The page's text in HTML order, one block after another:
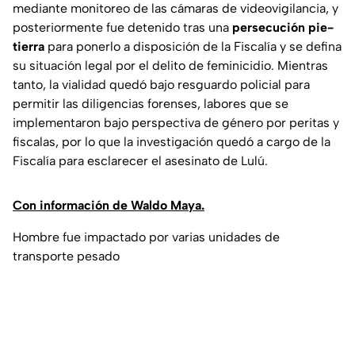
mediante monitoreo de las cámaras de videovigilancia, y
posteriormente fue detenido tras una persecución pie-
tierra para ponerlo a disposición de la Fiscalía y se defina
su situación legal por el delito de feminicidio. Mientras
tanto, la vialidad quedó bajo resguardo policial para
permitir las diligencias forenses, labores que se
implementaron bajo perspectiva de género por peritas y
fiscalas, por lo que la investigación quedó a cargo de la
Fiscalía para esclarecer el asesinato de Lulú.
Con información de Waldo Maya.
Hombre fue impactado por varias unidades de
transporte pesado